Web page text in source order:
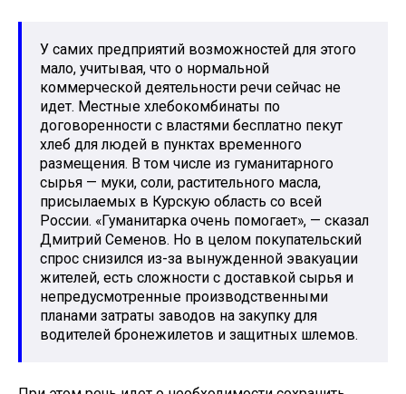
У самих предприятий возможностей для этого
мало, учитывая, что о нормальной
коммерческой деятельности речи сейчас не
идет. Местные хлебокомбинаты по
договоренности с властями бесплатно пекут
хлеб для людей в пунктах временного
размещения. В том числе из гуманитарного
сырья — муки, соли, растительного масла,
присылаемых в Курскую область со всей
России. «Гуманитарка очень помогает», — сказал
Дмитрий Семенов. Но в целом покупательский
спрос снизился из-за вынужденной эвакуации
жителей, есть сложности с доставкой сырья и
непредусмотренные производственными
планами затраты заводов на закупку для
водителей бронежилетов и защитных шлемов.